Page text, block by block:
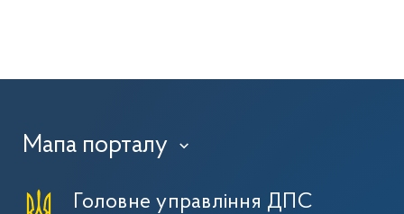
Мапа порталу ›
Головне управління ДПС